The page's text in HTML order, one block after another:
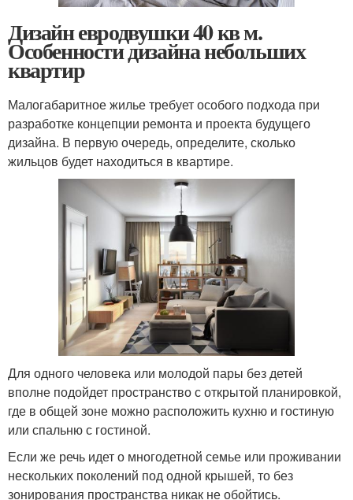
Дизайн евродвушки 40 кв м.
Особенности дизайна небольших
квартир
Малогабаритное жилье требует особого подхода при
разработке концепции ремонта и проекта будущего
дизайна. В первую очередь, определите, сколько
жильцов будет находиться в квартире.
Для одного человека или молодой пары без детей
вполне подойдет пространство с открытой планировкой,
где в общей зоне можно расположить кухню и гостиную
или спальню с гостиной.
Если же речь идет о многодетной семье или проживании
нескольких поколений под одной крышей, то без
зонирования пространства никак не обойтись.